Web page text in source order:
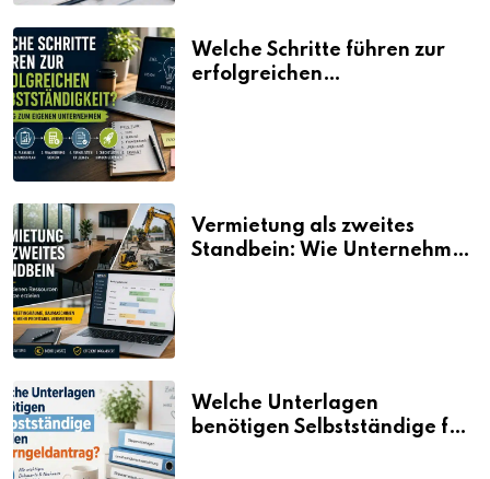
Welche Schritte führen zur
erfolgreichen
Vermietung als zweites
Standbein: Wie Unternehmen
Welche Unterlagen
benötigen Selbstständige für